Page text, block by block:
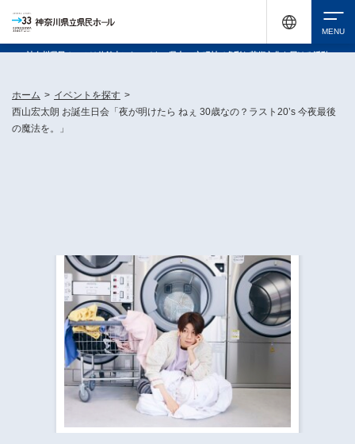
神奈川県民ホールは休館中においても、県内33市町村で多彩な芸術文化を届ける活動
・ イベント一覧
・ イベントカレンダー
休館中の県民ホールについて
・ 施設概要
・ パイプオルガン
・ 神奈川県民ホールの取り組み
神奈川県立県民ホールSNS
​​​​​​​​​​​​​神奈川県立県民ホール
ギャラリーSNS
ホーム > イベントを探す >
西山宏太朗 お誕生日会「夜が明けたら ねぇ 30歳なの？ラスト20’s 今夜最後
の魔法を。」